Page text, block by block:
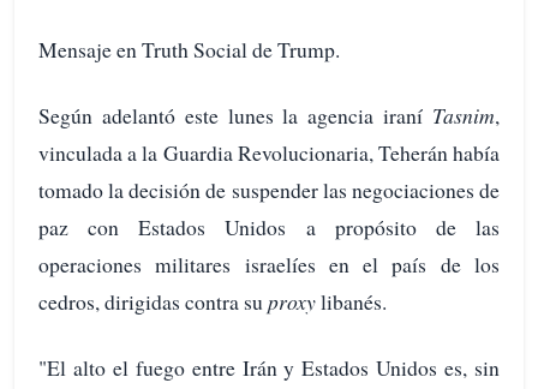
Mensaje en Truth Social de Trump.
Según adelantó este lunes la agencia iraní Tasnim,
vinculada a la Guardia Revolucionaria, Teherán había
tomado la decisión de suspender las negociaciones de
paz con Estados Unidos a propósito de las
operaciones militares israelíes en el país de los
cedros, dirigidas contra suproxylibanés.
"El alto el fuego entre Irán y Estados Unidos es, sin